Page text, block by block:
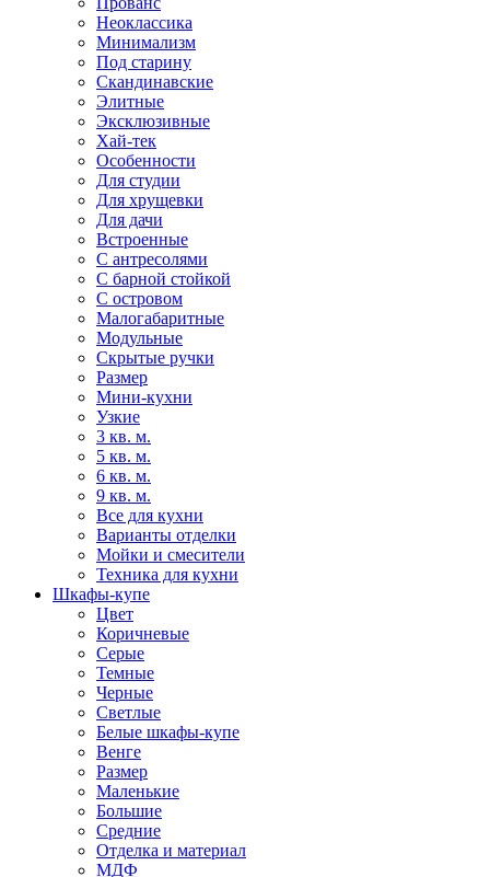
Неоклассика
Минимализм
Под старину
Скандинавские
Элитные
Эксклюзивные
Хай-тек
Особенности
Для студии
Для хрущевки
Для дачи
Встроенные
С антресолями
С барной стойкой
С островом
Малогабаритные
Модульные
Скрытые ручки
Размер
Мини-кухни
Узкие
3 кв. м.
5 кв. м.
6 кв. м.
9 кв. м.
Все для кухни
Варианты отделки
Мойки и смесители
Техника для кухни
Шкафы-купе
Цвет
Коричневые
Серые
Темные
Черные
Светлые
Белые шкафы-купе
Венге
Размер
Маленькие
Большие
Средние
Отделка и материал
МДФ